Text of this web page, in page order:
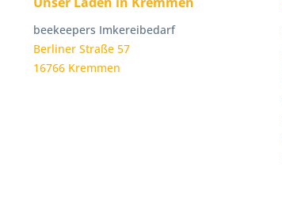
beekeepers Imkereibedarf
Berliner Straße 57
16766 Kremmen